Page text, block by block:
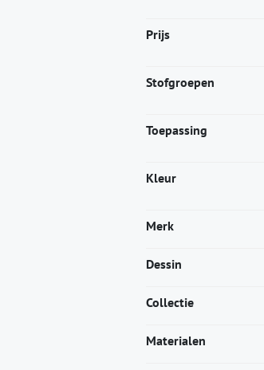
Prijs
Stofgroepen
Toepassing
Kleur
Merk
Dessin
Collectie
Materialen